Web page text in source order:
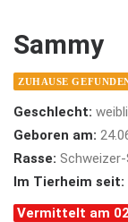
Sammy
ZUHAUSE
Geschlecht:
Geboren am:
Rasse:
Im Tierheim seit:
Vermittelt am